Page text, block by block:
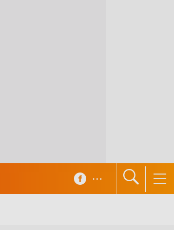
...